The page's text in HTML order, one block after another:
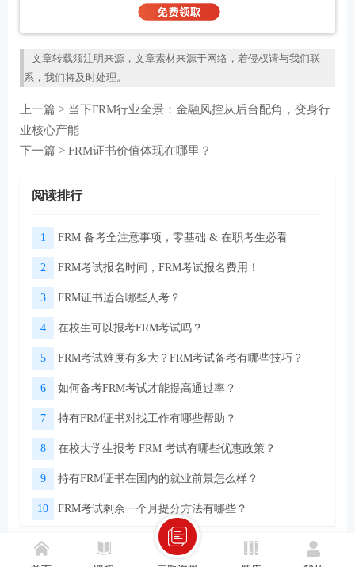
文章转载须注明来源，文章素材来源于网络，若侵权请与我们联
系，我们将及时处理。
上一篇 > 当下FRM行业全景：金融风控从后台配角，变身行
业核心产能
下一篇 > FRM证书价值体现在哪里？
阅读排行
1 FRM 备考全注意事项，零基础 & 在职考生必看
2 FRM考试报名时间，FRM考试报名费用！
3 FRM证书适合哪些人考？
4 在校生可以报考FRM考试吗？
5 FRM考试难度有多大？FRM考试备考有哪些技巧？
6 如何备考FRM考试才能提高通过率？
7 持有FRM证书对找工作有哪些帮助？
8 在校大学生报考 FRM 考试有哪些优惠政策？
9 持有FRM证书在国内的就业前景怎么样？
10 FRM考试剩余一个月提分方法有哪些？